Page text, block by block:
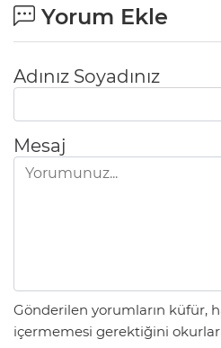
Yorum Ekle
Adınız Soyadınız
Mesaj
Gönderilen yorumların küfür,
içermemesi gerektiğini